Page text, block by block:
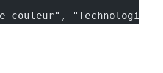
de couleur",